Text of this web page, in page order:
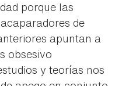
porque las
de
apuntan a
obsesivo
y teorías nos